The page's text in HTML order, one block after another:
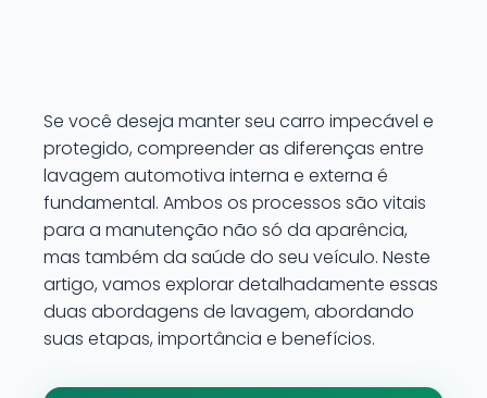
Se você deseja manter seu carro impecável e
protegido, compreender as diferenças entre
lavagem automotiva interna e externa é
fundamental. Ambos os processos são vitais
para a manutenção não só da aparência,
mas também da saúde do seu veículo. Neste
artigo, vamos explorar detalhadamente essas
duas abordagens de lavagem, abordando
suas etapas, importância e benefícios.